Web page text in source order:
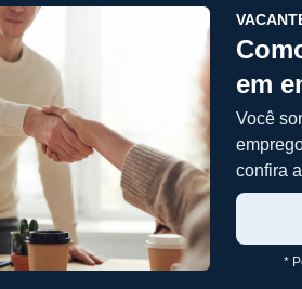
em
Você
confira
*